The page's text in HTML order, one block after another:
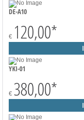
DE-A10
€ 120,00*
YKI-01
€ 380,00*